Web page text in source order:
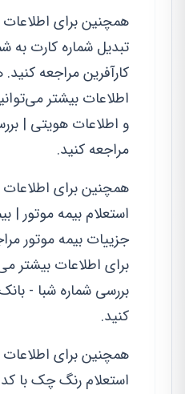
همچنین برای اطلاعات
تبدیل شماره کارت به
کارآفرین مراجعه
اطلاعات بیشتر
و اطلاعات هویتی |
مراجعه کنید.
همچنین برای اطلاعات
استعلام بیمه موتور |
جزییات بیمه موتور
برای اطلاعات بیشتر
بررسی شماره شبا -
کنید.
همچنین برای اطلاعات
استعلام رنگ چک با